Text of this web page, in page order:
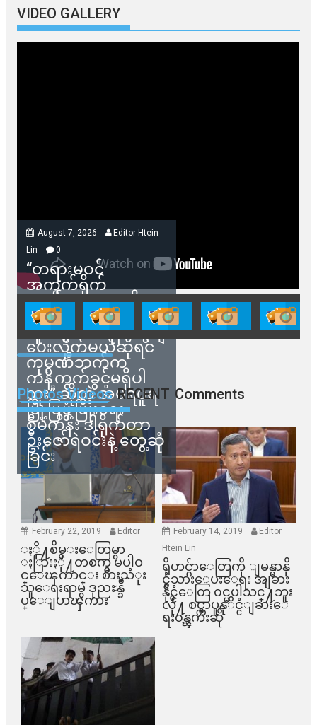
VIDEO GALLERY
August 7, 2026
Editor Htein
Lin
0
“တရားမဝင်
အကွက်ရိုက်
ရောင်းချမှုတွေကို
သက်ဆိုင်ရာတာဝန်ရှိ
သူတွေက ဂရန်တွေချ
ပေးလိုက်မယ်ဆိုရင်
ကုမ္ပဏီဘက်က
ကန့်ကွက်ခွင့်မရှိပါ
ဘူး” ဆိုတဲ့ အမရပူရ
မြို့ပြဖွံ့ဖြိုးရေး
စီမံကိန်း ဒါရိုက်တာ
ဦးဇော်ရဲဝင်းနဲ့ တွေ့ဆုံ
ခြင်း
Photos Videos RECENT Comments
February 22, 2019 Editor
ႏို႔စိမ္းေတြမွာ
ႏြားႏို႔တစက္မွ မပါဝ
င္ေၾကာင္း စားသံုး
သူေရးရာမွ ဒုညႊန္ခ်ဳ
ပ္ေျပာၾကား
February 14, 2019
Editor
Htein Lin
ရိုဟင္ဂ်ာေတြကို ျမန္မာနို
င္ငံသားေပးေရး အျခား
နိုင္ငံေတြ ၀င္မပါသင္႔ဘူး
လို႔ စင္ကာပူနုိင္ငံျခားေ
ရး၀န္ၾကီးဆို